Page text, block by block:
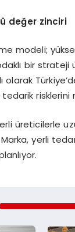
değer zinciri
modeli;
bir strateji
olarak
risklerini
üreticilerle
yerli